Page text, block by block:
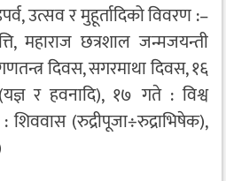
उत्सव र मुहूर्तादिको विवरण :–
महाराज छत्रशाल जन्मजयन्ती
दिवस, सगरमाथा दिवस, १६
र हवनादि), १७ गते : विश्व
शिववास (रुद्रीपूजा÷रुद्राभिषेक),